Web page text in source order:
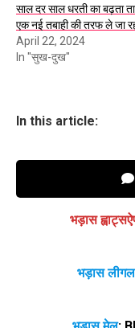
साल दर साल धरती का बढ़ता
एक नई तबाही की तरफ ले जा
April 22, 2024
In "सुख-दुख"
In this article:
भड़ास
भड़ास